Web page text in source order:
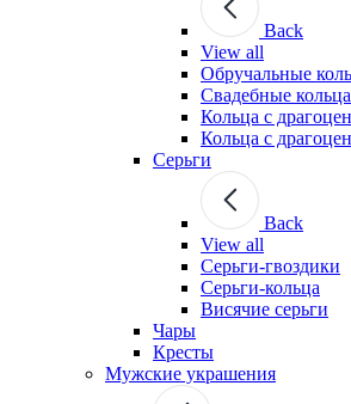
Back
View all
Обручальные
Свадебные кольца
Кольца с
Кольца с
Серьги
Back
View all
Серьги-гвоздики
Серьги-кольца
Висячие серьги
Чары
Кресты
Мужские украшения